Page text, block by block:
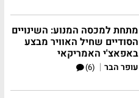
מתחת למכסה המנוע: השינויים
הסודיים שחיל האוויר מבצע
באפאצ'י האמריקאי
עופר הבר |
(6)